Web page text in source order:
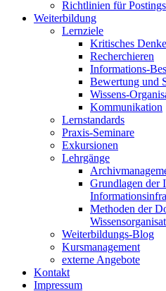
Richtlinien für Postings
Weiterbildung
Lernziele
Kritisches
Recherchieren
Informations-
Bewertung und
Wissens-
Kommunikation
Lernstandards
Praxis-Seminare
Exkursionen
Lehrgänge
Grundlagen der
Methoden der
Weiterbildungs-Blog
Kursmanagement
externe Angebote
Kontakt
Impressum